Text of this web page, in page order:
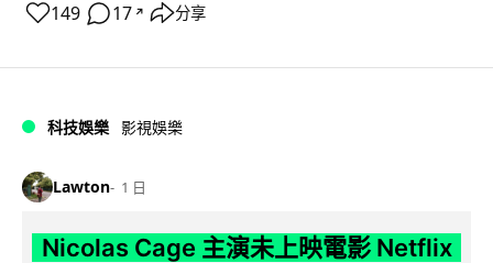
149 17 ↗ 分享
科技娛樂 影視娛樂
Lawton 1 日
Nicolas Cage 主演未上映電影 Netflix